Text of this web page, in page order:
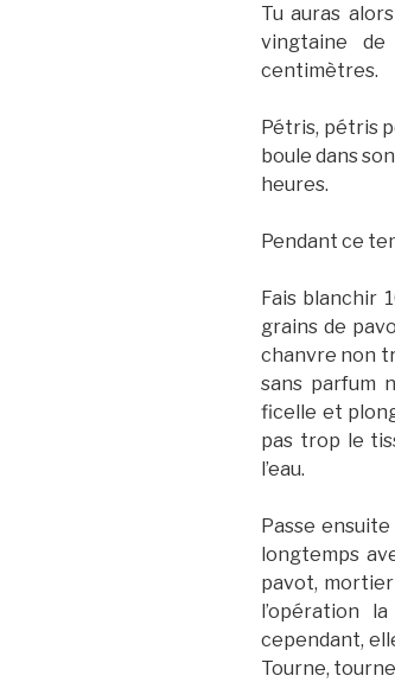
Tu auras
vingtaine de
centimètres.
Pétris, pétris
boule dans
heures.
Pendant ce
Fais blanchir
grains de
chanvre non
sans parfum
ficelle et
pas trop le
l’eau.
Passe
longtemps
pavot, mortier
l’opération
cependant,
Tourne,